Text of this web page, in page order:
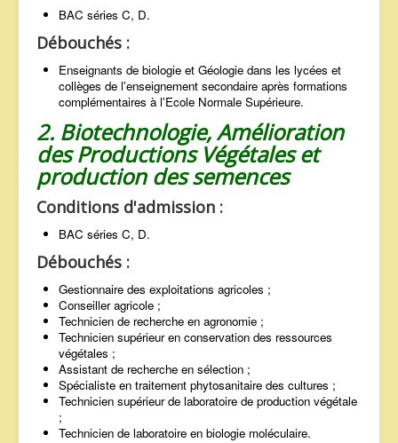
BAC séries C, D.
Débouchés :
Enseignants de biologie et Géologie dans les lycées et
collèges de l'enseignement secondaire après formations
complémentaires à l'Ecole Normale Supérieure.
2. Biotechnologie, Amélioration
des Productions Végétales et
production des semences
Conditions d'admission :
BAC séries C, D.
Débouchés :
Gestionnaire des exploitations agricoles ;
Conseiller agricole ;
Technicien de recherche en agronomie ;
Technicien supérieur en conservation des ressources
végétales ;
Assistant de recherche en sélection ;
Spécialiste en traitement phytosanitaire des cultures ;
Technicien supérieur de laboratoire de production végétale
;
Technicien de laboratoire en biologie moléculaire.